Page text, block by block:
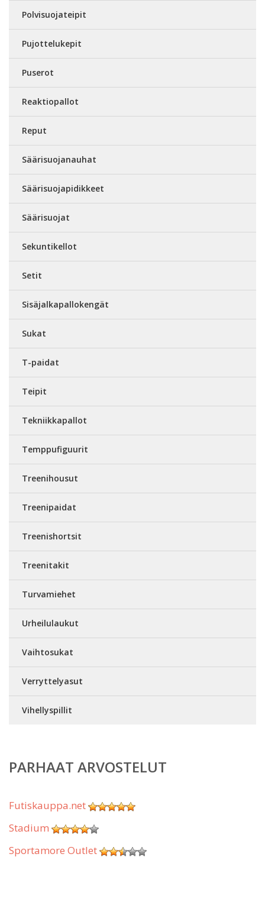
Polvisuojateipit
Pujottelukepit
Puserot
Reaktiopallot
Reput
Säärisuojanauhat
Säärisuojapidikkeet
Säärisuojat
Sekuntikellot
Setit
Sisäjalkapallokengät
Sukat
T-paidat
Teipit
Tekniikkapallot
Temppufiguurit
Treenihousut
Treenipaidat
Treenishortsit
Treenitakit
Turvamiehet
Urheilulaukut
Vaihtosukat
Verryttelyasut
Vihellyspillit
PARHAAT ARVOSTELUT
Futiskauppa.net
Stadium
Sportamore Outlet